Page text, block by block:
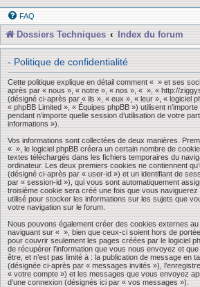
FAQ
Dossiers Techniques Index du forum
- Politique de confidentialité
Cette politique explique en détail comment « » et ses
après par « nous », « notre », « nos », « », « http://
(désigné ci-après par « ils », « eux », « leur », « logiciel
« phpBB Limited », « Équipes phpBB ») utilisent
pendant n’importe quelle session d’utilisation de votre
informations »).
Vos informations sont collectées de deux manières.
« », le logiciel phpBB créera un certain nombre de
textes téléchargés dans les fichiers temporaires du
ordinateur. Les deux premiers cookies ne contiennent
(désigné ci-après par « user-id ») et un identifiant de
par « session-id »), qui vous sont automatiquement
troisième cookie sera créé une fois que vous
utilisé pour stocker les informations sur les sujets que
votre navigation sur le forum.
Nous pouvons également créer des cookies externes au
naviguant sur « », bien que ceux-ci soient hors de
pour couvrir seulement les pages créées par le logiciel
de récupérer l’information que vous nous envoyez et
être, et n’est pas limité à : la publication de message en
(désignée ci-après par « messages invités »),
« votre compte ») et les messages que vous envoyez
d’une connexion (désignés ici par « vos messages »).